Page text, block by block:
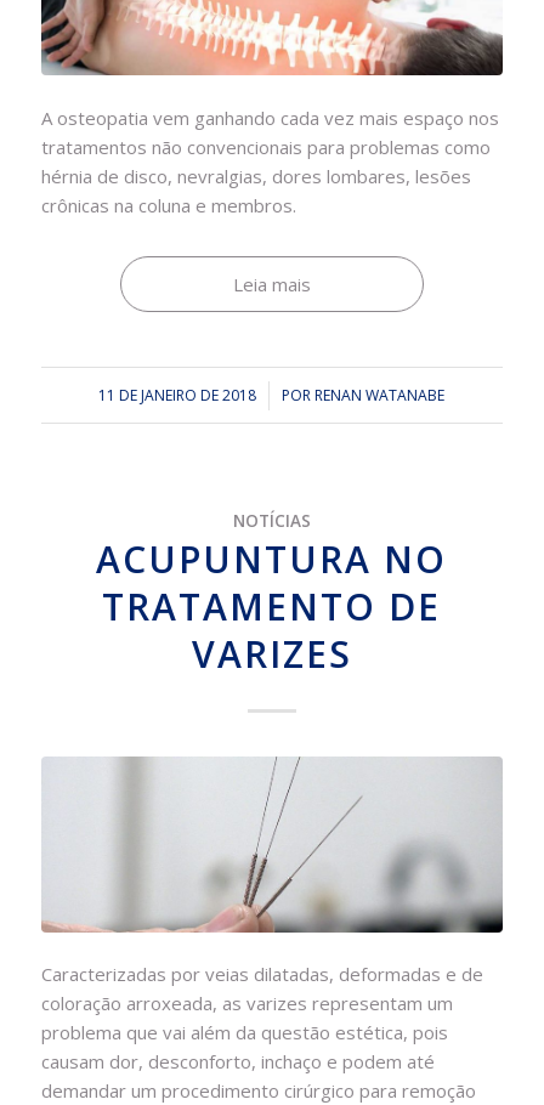
A osteopatia vem ganhando cada vez mais espaço nos
tratamentos não convencionais para problemas como
hérnia de disco, nevralgias, dores lombares, lesões
crônicas na coluna e membros.
Leia mais
11 DE JANEIRO DE 2018
/ PORRENAN WATANABE
NOTÍCIAS
ACUPUNTURA NO
TRATAMENTO DE
VARIZES
Caracterizadas por veias dilatadas, deformadas e de
coloração arroxeada, as varizes representam um
problema que vai além da questão estética, pois
causam dor, desconforto, inchaço e podem até
demandar um procedimento cirúrgico para remoção